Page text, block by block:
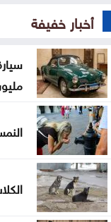
المغرب
جنيه في مصر .. ما
نقص الشرائح
هل أصبحت
5 إشارات قد يرسلها القلب قبل الجلطة .. لا تتجاهلها
العدو الخفي
أخبار خفيفة